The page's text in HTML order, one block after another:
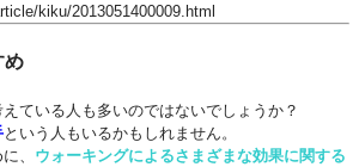
kiku/2013051400009.html
め
ている人も多いのではないでしょうか？
という人もいるかもしれません。
、 ウォーキングによるさまざまな効果に関する